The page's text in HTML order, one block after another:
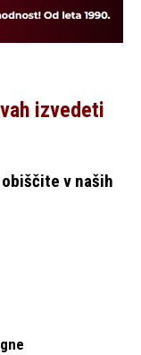
izvedeti
v naših